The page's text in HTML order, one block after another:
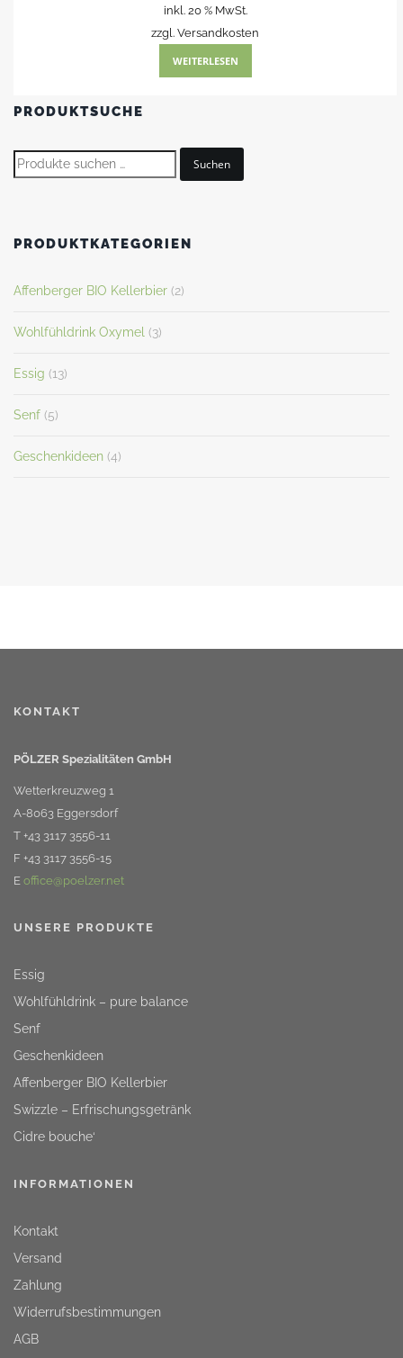
inkl. 20 % MwSt.
zzgl.Versandkosten
WEITERLESEN
PRODUKTSUCHE
Suchen
PRODUKTKATEGORIEN
Affenberger BIO Kellerbier (2)
Wohlfühldrink Oxymel (3)
Essig (13)
Senf (5)
Geschenkideen (4)
KONTAKT
PÖLZER Spezialitäten GmbH
Wetterkreuzweg 1
A-8063 Eggersdorf
T +43 3117 3556-11
F +43 3117 3556-15
E office@poelzer.net
UNSERE PRODUKTE
Essig
Wohlfühldrink – pure balance
Senf
Geschenkideen
Affenberger BIO Kellerbier
Swizzle – Erfrischungsgetränk
Cidre bouche‘
INFORMATIONEN
Kontakt
Versand
Zahlung
Widerrufsbestimmungen
AGB